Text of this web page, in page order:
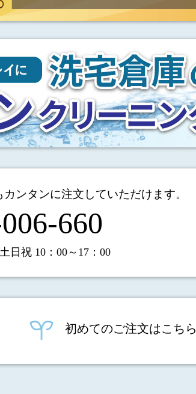
カンタンに注文していただけます。
660
日祝 10：00～17：00
初めてのご注文はこちら